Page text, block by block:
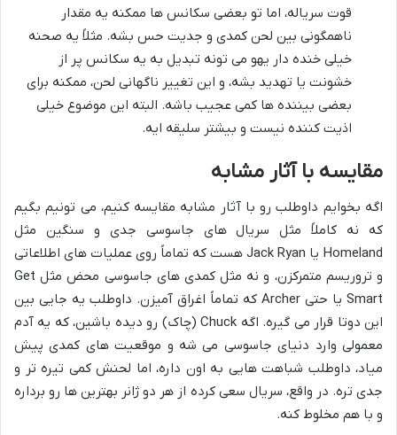
قوت سریاله، اما تو بعضی سکانس ها ممکنه یه مقدار
ناهمگونی بین لحن کمدی و جدیت حس بشه. مثلاً یه صحنه
خیلی خنده دار یهو می تونه تبدیل به یه سکانس پر از
خشونت یا تهدید بشه، و این تغییر ناگهانی لحن، ممکنه برای
بعضی بیننده ها کمی عجیب باشه. البته این موضوع خیلی
اذیت کننده نیست و بیشتر سلیقه ایه.
مقایسه با آثار مشابه
اگه بخوایم داوطلب رو با آثار مشابه مقایسه کنیم، می تونیم بگیم
که نه کاملاً مثل سریال های جاسوسی جدی و سنگین مثل
Homeland یا Jack Ryan هست که تماماً روی عملیات های اطلاعاتی
و تروریسم متمرکزن، و نه مثل کمدی های جاسوسی محض مثل Get
Smart یا حتی Archer که تماماً اغراق آمیزن. داوطلب یه جایی بین
این دوتا قرار می گیره. اگه Chuck (چاک) رو دیده باشین، که یه آدم
معمولی وارد دنیای جاسوسی می شه و موقعیت های کمدی پیش
میاد، داوطلب شباهت هایی به اون داره، اما لحنش کمی تیره تر و
جدی تره. در واقع، سریال سعی کرده از هر دو ژانر بهترین ها رو برداره
و با هم مخلوط کنه.